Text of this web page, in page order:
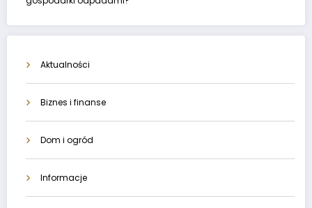
Aktualności
Biznes i finanse
Dom i ogród
Informacje